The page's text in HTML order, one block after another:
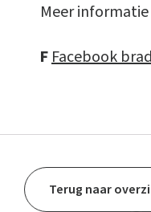
Meer
FFacebook
Terug naar